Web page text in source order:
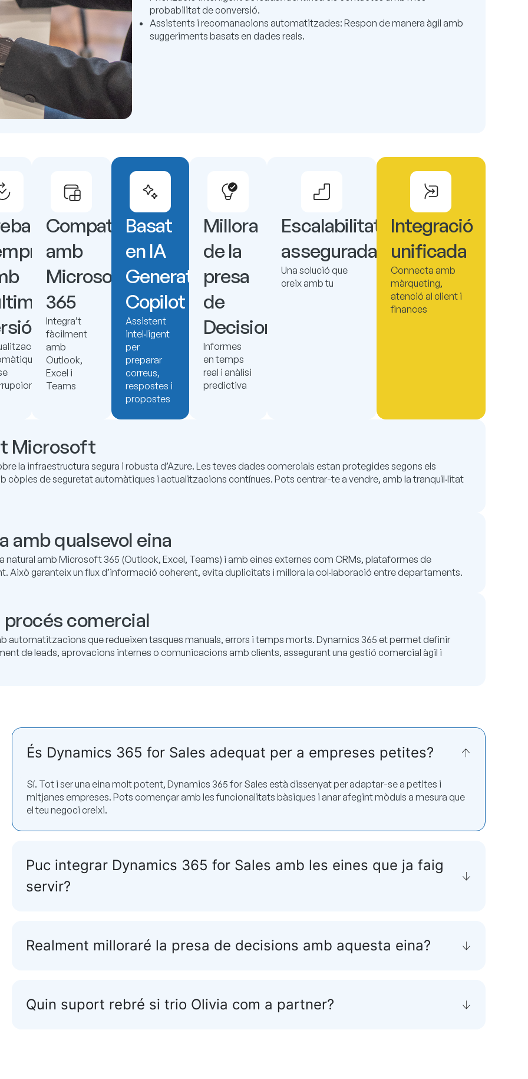
probabilitat de conversió.
Assistents i recomanacions automatitzades: Respon de manera àgil amb
suggeriments basats en dades reals.
Compatibilitat
amb
Microsoft
365
Integra’t
fàcilment
amb
Outlook,
Excel i
Teams
Basat
en IA
Generativa
Copilot
Assistent
intel·ligent
per
preparar
correus,
respostes i
propostes
Millora
de la
presa
de
Decisions
Informes
en temps
real i anàlisi
predictiva
Escalabilitat
assegurada
Una solució que
creix amb tu
Integració
unificada ​
Connecta amb
màrqueting,
atenció al client i
finances
Microsoft
la infraestructura segura i robusta d’Azure. Les teves dades comercials estan protegides segons els
còpies de seguretat automàtiques i actualitzacions contínues. Pots centrar-te a vendre, amb la tranquil·litat
amb qualsevol eina
natural amb Microsoft 365 (Outlook, Excel, Teams) i amb eines externes com CRMs, plataformes de
Això garanteix un flux d’informació coherent, evita duplicitats i millora la col·laboració entre departaments.
comercial
automatitzacions que redueixen tasques manuals, errors i temps morts. Dynamics 365 et permet definir
de leads, aprovacions internes o comunicacions amb clients, assegurant una gestió comercial àgil i
És Dynamics 365 for Sales adequat per a empreses petites?
Sí. Tot i ser una eina molt potent, Dynamics 365 for Sales està dissenyat per adaptar-se a petites i
mitjanes empreses. Pots començar amb les funcionalitats bàsiques i anar afegint mòduls a mesura que
el teu negoci creixi.
Puc integrar Dynamics 365 for Sales amb les eines que ja faig
servir?
Realment milloraré la presa de decisions amb aquesta eina?
Quin suport rebré si trio Olivia com a partner?